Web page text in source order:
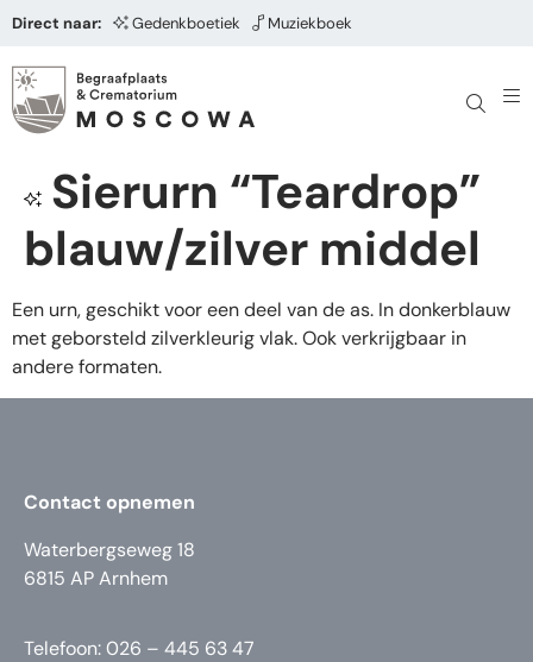
Direct naar: Gedenkboetiek Muziekboek
Sierurn “Teardrop”
blauw/zilver middel
Een urn, geschikt voor een deel van de as. In donkerblauw
met geborsteld zilverkleurig vlak. Ook verkrijgbaar in
andere formaten.
Contact opnemen
Waterbergseweg 18
6815 AP Arnhem
Telefoon: 026 – 445 63 47